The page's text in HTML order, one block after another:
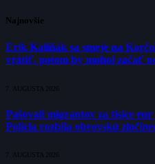
Najnovšie
Erik Kaliňák sa smeje na
vrátiť, potom by mohol začať
7. AUGUSTA 2026
Pašovali migrantov za tisíce
Polícia rozbila obrovskú
7. AUGUSTA 2026